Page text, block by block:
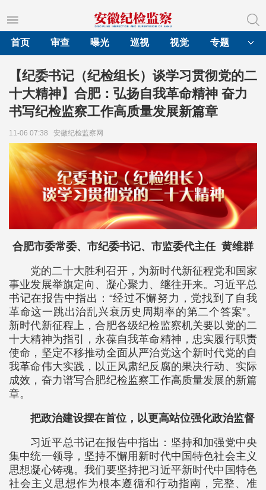
首页
审查 曝光 巡视 视觉 专题
【纪委书记（纪检组长）谈学习贯彻党的二
十大精神】合肥：弘扬自我革命精神 奋力
书写纪检监察工作高质量发展新篇章
11-06 07:38 安徽纪检监察网
合肥市委常委、市纪委书记、市监委代主任 黄维群
党的二十大胜利召开，为新时代新征程党和国家
事业发展举旗定向、凝心聚力、继往开来。习近平总
书记在报告中指出：“经过不懈努力，党找到了自我
革命这一跳出治乱兴衰历史周期率的第二个答案”。
新时代新征程上，合肥各级纪检监察机关要以党的二
十大精神为指引，永葆自我革命精神，忠实履行职责
使命，坚定不移推动全面从严治党这个新时代党的自
我革命伟大实践，以正风肃纪反腐的果决行动、实际
成效，奋力谱写合肥纪检监察工作高质量发展的新篇
章。
把政治建设摆在首位，以更高站位强化政治监督
习近平总书记在报告中指出：坚持和加强党中央
集中统一领导，坚持不懈用新时代中国特色社会主义
思想凝心铸魂。我们要坚持把习近平新时代中国特色
社会主义思想作为根本遵循和行动指南，完整、准